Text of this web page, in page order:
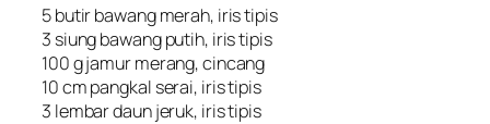
5 butir bawang merah, iris tipis
3 siung bawang putih, iris tipis
100 g jamur merang, cincang
10 cm pangkal serai, iris tipis
3 lembar daun jeruk, iris tipis